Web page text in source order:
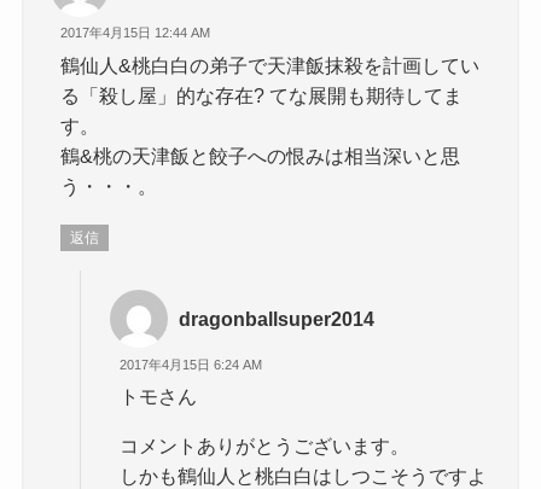
2017年4月15日 12:44 AM
鶴仙人&桃白白の弟子で天津飯抹殺を計画してい
る「殺し屋」的な存在? てな展開も期待してま
す。
鶴&桃の天津飯と餃子への恨みは相当深いと思
う・・・。
返信
dragonballsuper2014
2017年4月15日 6:24 AM
トモさん
コメントありがとうございます。
しかも鶴仙人と桃白白はしつこそうですよ